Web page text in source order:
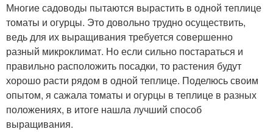
Многие садоводы пытаются вырастить в одной теплице
томаты и огурцы. Это довольно трудно осуществить,
ведь для их выращивания требуется совершенно
разный микроклимат. Но если сильно постараться и
правильно расположить посадки, то растения будут
хорошо расти рядом в одной теплице. Поделюсь своим
опытом, я сажала томаты и огурцы в теплице в разных
положениях, в итоге нашла лучший способ
выращивания.